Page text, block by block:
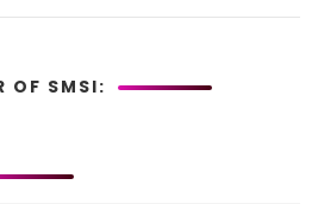
OF SMSI: